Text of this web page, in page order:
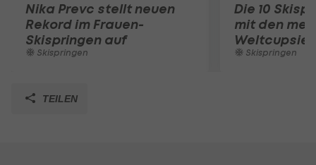
Nika Prevc stellt neuen
Rekord im Frauen-
Skispringen auf
Skispringen
Die 10
mit den
Skispringen
TEILEN